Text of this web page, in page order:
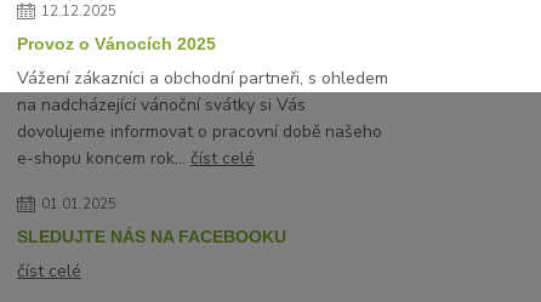
12.12.2025
Provoz o Vánocích 2025
Vážení zákazníci a obchodní partneři, s ohledem
na nadcházející vánoční svátky si Vás
dovolujeme informovat o pracovní době našeho
e-shopu koncem rok...číst celé
01.01.2025
SLEDUJTE NÁS NA FACEBOOKU
číst celé